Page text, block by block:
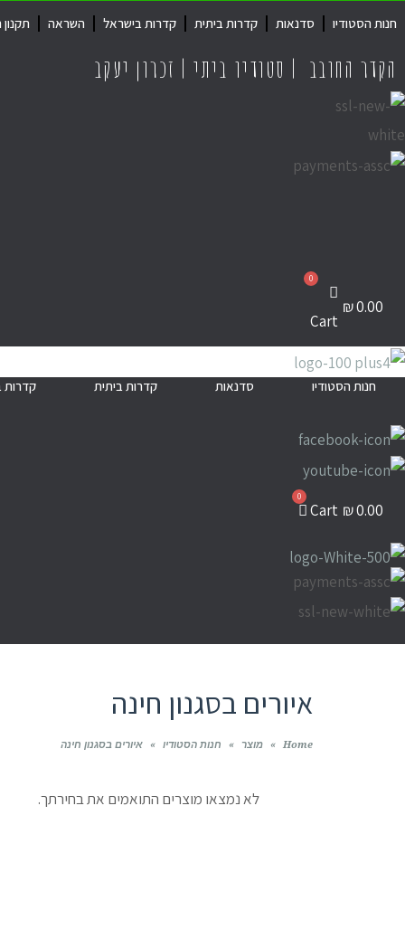
חנות הסטודיו סדנאות קדרות ביתית קדרות בישראל השראה
הקדר החובב | סטודיו ביתי | זכרון יעקב
₪0.00
Cart
חנות הסטודיו סדנאות קדרות ביתית קדרות
₪0.00
Cart
איורים בסגנון חינה
Home
» מוצר » חנות הסטודיו » איורים בסגנון חינה
לא נמצאו מוצרים התואמים את בחירתך.